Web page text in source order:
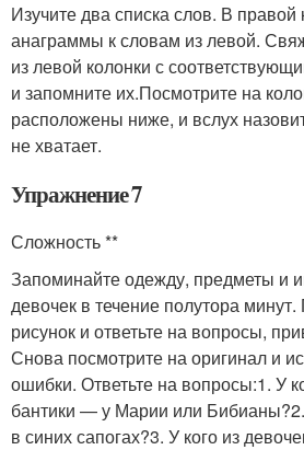
Изучите два списка слов. В правой
анаграммы к словам из левой.
из левой колонки с
и запомните их.Посмотрите на
расположены ниже, и вслух
не хватает.
Упражнение 7
Сложность **
Запоминайте одежду, предметы и
девочек в течение полутора минут.
рисунок и ответьте на вопросы,
Снова посмотрите на оригинал и
ошибки. Ответьте на вопросы:1. У
бантики — у Марии или Бибианы?2.
в синих сапогах?3. У кого из